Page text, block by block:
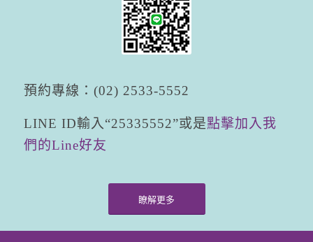
預約專線：(02) 2533-5552
LINE ID輸入“25335552”或是點擊加入我
們的Line好友
瞭解更多